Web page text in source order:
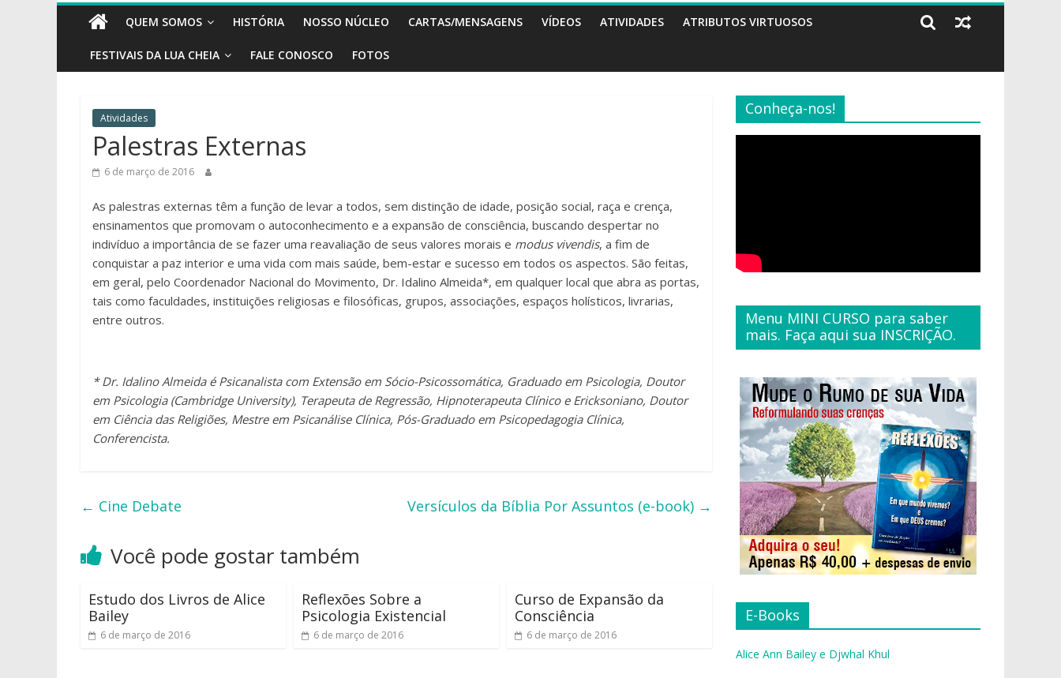
as
sementes
da
QUEM SOMOS HISTÓRIA NOSSO NÚCLEO CARTAS/MENSAGENS VÍDEOS ATIVIDADES ATRIBUTOS VIRTUOSOS
FESTIVAIS DA LUA CHEIA FALE CONOSCO FOTOS
Atividades
Palestras Externas
6 de março de 2016
As palestras externas têm a função de levar a todos, sem distinção de idade, posição social, raça e crença,
ensinamentos que promovam o autoconhecimento e a expansão de consciência, buscando despertar no
indivíduo a importância de se fazer uma reavaliação de seus valores morais e modus vivendis, a fim de
conquistar a paz interior e uma vida com mais saúde, bem-estar e sucesso em todos os aspectos. São feitas,
em geral, pelo Coordenador Nacional do Movimento, Dr. Idalino Almeida*, em qualquer local que abra as portas,
tais como faculdades, instituições religiosas e filosóficas, grupos, associações, espaços holísticos, livrarias,
entre outros.
* Dr. Idalino Almeida é Psicanalista com Extensão em Sócio-Psicossomática, Graduado em Psicologia, Doutor
em Psicologia (Cambridge University), Terapeuta de Regressão, Hipnoterapeuta Clínico e Ericksoniano, Doutor
em Ciência das Religiões, Mestre em Psicanálise Clínica, Pós-Graduado em Psicopedagogia Clínica,
Conferencista.
← Cine Debate Versículos da Bíblia Por Assuntos (e-book) →
Você pode gostar também
Estudo dos Livros de Alice
Bailey
6 de março de 2016
Reflexões Sobre a
Psicologia Existencial
6 de março de 2016
Curso de Expansão da
Consciência
6 de março de 2016
Conheça-nos!
Menu MINI CURSO para saber
mais. Faça aqui sua INSCRIÇÃO.
E-Books
Alice Ann Bailey e Djwhal Khul